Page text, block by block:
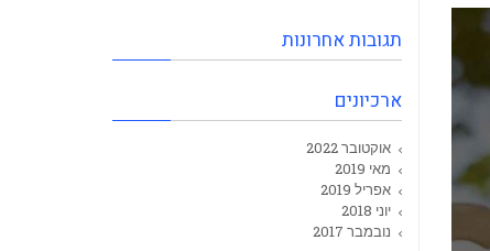
תגובות אחרונות
ארכיונים
אוקטובר 2022
מאי 2019
אפריל 2019
יוני 2018
נובמבר 2017